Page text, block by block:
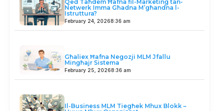
February 24, 20268:36 am
Qed Taħdem Ħafna fil-Marketing tan-
Netwerk Imma Għadna M’għandna l-
Istruttura?
February 25, 20268:36 am
Għaliex Ħafna Negozji MLM Jfallu
Mingħajr Sistema
Il-Business MLM Tiegħek Mhux Blokk –